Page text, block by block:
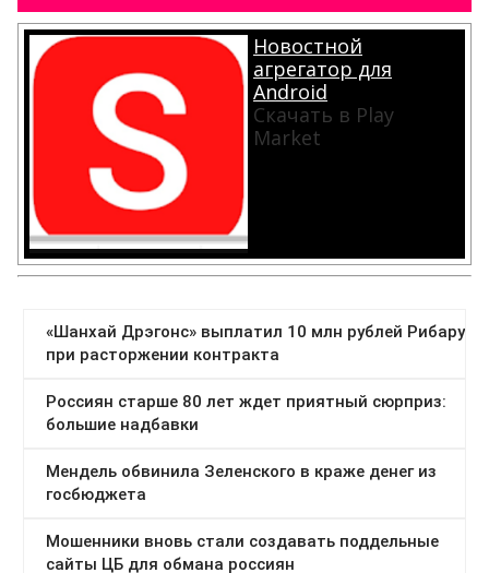
Новостной
агрегатор для
Android
Скачать в Play
Market